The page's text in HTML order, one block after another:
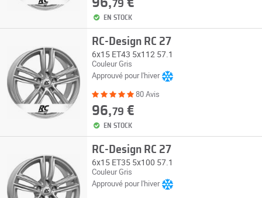
96,79 €
EN STOCK
RC-Design RC 27
6x15 ET43 5x112 57.1
Couleur Gris
Approuvé pour l'hiver
80 Avis
96,79 €
EN STOCK
RC-Design RC 27
6x15 ET35 5x100 57.1
Couleur Gris
Approuvé pour l'hiver